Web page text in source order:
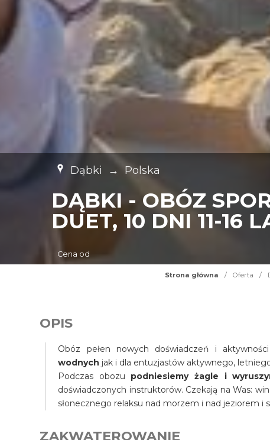
Dąbki → Polska
DĄBKI - OBÓZ
DUET, 10 DNI 11-16
Cena od
Strona główna / Oferta /
OPIS
Obóz pełen nowych doświadczeń i
wodnych jak i dla entuzjastów aktywnego,
Podczas obozu podniesiemy żagle i
doświadczonych instruktorów. Czekają na Was:
słonecznego relaksu nad morzem i nad jeziorem i
ZAKWATEROWANIE